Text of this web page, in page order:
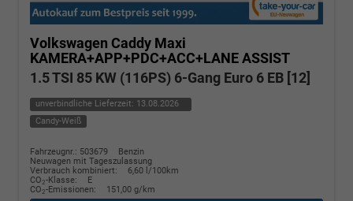
Volkswagen Caddy Maxi
KAMERA+APP+PDC+ACC+LANE ASSIST
1.5 TSI 85 KW (116PS) 6-Gang Euro 6 EB [12]
unverbindliche Lieferzeit: 13.08.2026
Candy-Weiß
Fahrzeugnr.: 503679
Benzin
Neuwagen mit Tageszulassung
Verbrauch kombiniert:
6,60 l/100km
CO2-Klasse:
E
CO2-Emissionen: 151,00 g/km